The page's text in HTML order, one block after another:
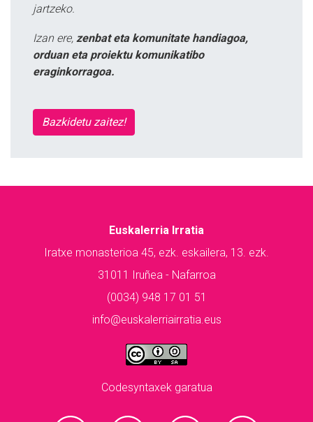
jartzeko.
Izan ere, zenbat eta komunitate handiagoa,
orduan eta proiektu komunikatibo
eraginkorragoa.
Bazkidetu zaitez!
Euskalerria Irratia
Iratxe monasterioa 45, ezk. eskailera, 13. ezk.
31011 Iruñea - Nafarroa
(0034) 948 17 01 51
info@euskalerriairratia.eus
Codesyntaxek garatua